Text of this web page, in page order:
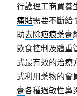
行護理工商買養
痛貼需要不斷給
助去除疤痕藥膏
飲食控制及體重
式最有效的治療
式利用藥物的會
膏各種過敏性鼻